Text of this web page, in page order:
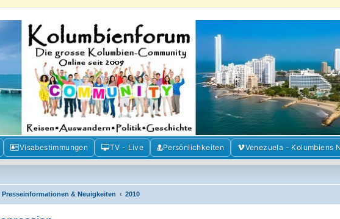
Forum der Freunde Kolumbiens
Visum in Kolumbien und Venezuela. Austausch, Erfahrungen und Gemeinschaft im Kolumbienforum
Visabestimmungen TV - Live Persönlichkeiten Venezuela - Kolumbiens
Presseinformationen & Neuigkeiten 2010